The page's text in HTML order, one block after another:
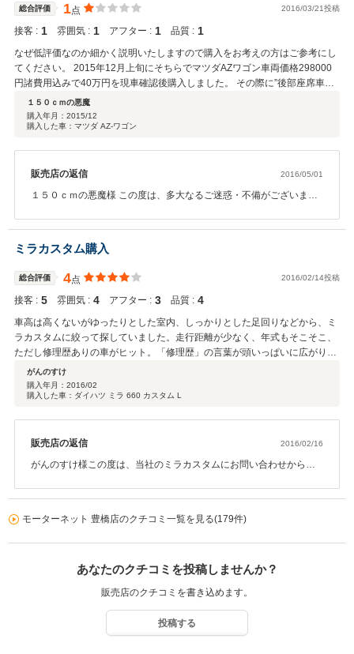
総合評価 1点 2016/03/21投稿
接客 : 1 雰囲気 : 1 アフター : 1 品質 : 1
なぜ低評価なのか細かく説明いたしますので購入をお考えの方はご参考にし
てください。 2015年12月上旬にそちらでマツダAZワゴン車両価格298000
円諸費用込みで40万円を現車確認後購入しました。 その際に”後部座席車窓
のパワーウィンドウ”に不具合を発見。担当のNさんにその場で知らせたとこ
ろ 「この車両はオークションで仕入れたばかりのもので後部座席車窓のケー
ブルがまだ繋がっておりません。本社のメカニックに通達して納車までには
と「モータネットで車検を 行っていただけるなら法定費用の3万円程度で受
けられますので是非」とも言われました。 そして、2015年12月26日に車両
が納車されたのですが、まず思ったのは「車両が汚い」ということです。 コ
ンパウンドの付着やミラーの埃が目立っていました。特にコンパウンドは至
る所についていました。 そして、”後部座席車窓のパワーウィンドウ”の不具
合は全く直っておりませんでした。 また、私は納車時に担当のNさんの薦め
一環で納車一ヶ月後の1月25日に「納車後一ヶ月点検」をNさん本人にして
いただきました。 その際に、後部座席車窓の不具合を再度Nさんに確認して
もらったところ「保証に加入していますので無料で修理します、代車が用意
でき次第連絡を致します」と”2016年1月25日”に明言していただきました
が、そもそも現車確認時からの 不具合に保証も何もないと思います。 そし
て、それから”2016年3月4日”までの約40日間、一切何の連絡もありませんで
した。 代車の用意が遅れるであるとかそういった連絡も一切なしです。 結
局、2016年3月5日の昼12時頃にこちらから豊橋店の店舗を訪ね、Nさんに
直接修理の件について 催促するまで放置されておりました。 また、その際
れると 言われた旨をこちらが告げるとすぐに「そうでした。3万円で大丈夫
です」と発言を撤回されました。 そして、さらに「モーターネットで車検を
2016年3月20日に必ずいつ修理や車検を受けられるのかの連絡を電話でしま
はその2016年3月20日の夜中23時です。 一切、何の連絡もありませんでし
も無料で代車の手配や修理をしてもらえると説明を受け大変心強く思い加入
したのです。 その結果がこれです。 車両がコンパウンドだらけなのはまだ
良いです。 後部座席後方車窓の不具合は現車確認時に既にありました。担当
の方も納車までに修理するとはっきり仰いました。 何故直っていないのでし
ょうか。 それにこれがエンジントラブルで車両不動になった場合に代車の手
配に40日以上待たされて、しかもその間何の連絡 もないのでは保証に入っ
１５０ｃｍの悪魔
購入年月： 2015/12
購入した車：マツダ AZ-ワゴン
販売店の返信 2016/05/01
１５０ｃｍの悪魔様 この度は、多大なるご迷惑・不備がございまし
当スタッフが確認をした不具合箇所を適切に弊社メカニックに指示
を行い、ご納車時には修繕された状態でお客様に最終ご確認を頂き
御納品がされるのですが、修理がされておらず、御納品後も何度も
足を運んでいただいているにもかかわらず、弊社の本来のご対応か
ら逸脱した担当スタッフの連絡遅延や対応により１５０ｃｍの悪魔
様には大変、ご不便をおかけし誠に申し訳ございません。今後、ス
タッフ一同このような至らぬことがないよう、指導・教育を徹底し
て日々精進してまいりますので、何卒宜しくお願い申し上げます。
ミラカスタム購入
総合評価 4点 2016/02/14投稿
接客 : 5 雰囲気 : 4 アフター : 3 品質 : 4
車高は高くないがゆったりとした室内、しっかりとした足回りなどから、ミ
ラカスタムに絞って探していました。走行距離が少なく、年式もそこそこ、
ただし修理歴ありの車がヒット。「修理歴」の言葉が頭いっぱいに広がりな
がら、問い合わせメール。 具体的な修理部位の情報を頂きましたが気持ちが
はっきりせずに、現物を見なくてはと考え直ぐに豊橋へ飛びました。現地現
物で説明を受けて技術的にはわからないまでもこれくらいならと感じ、試走
がんのすけ
購入年月： 2016/02
購入した車：ダイハツ ミラ 660 カスタム L
販売店の返信 2016/02/16
がんのすけ様この度は、当社のミラカスタムにお問い合わせから、
オイル交換も無料で行っておりますので、是非お立ち寄り頂ければ
モーターネット 豊橋店のクチコミ一覧を見る(179件)
あなたのクチコミを投稿しませんか？
販売店のクチコミを書き込めます。
投稿する